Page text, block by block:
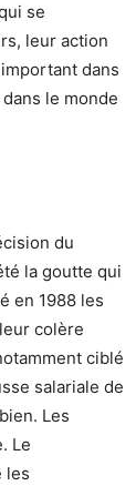
se
leur action
dans
le monde
du
la goutte qui
en 1988 les
colère
ciblé
salariale de
Les
Le
les